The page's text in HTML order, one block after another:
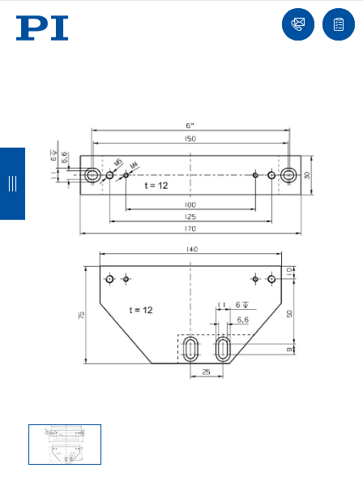
联
系
报
价
们
返
回
返
回
返
回
返
回